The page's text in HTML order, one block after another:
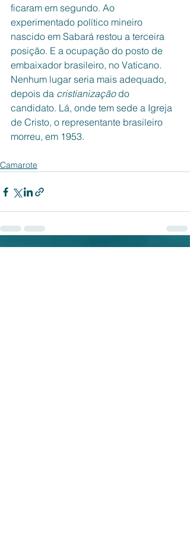
ficaram em segundo. Ao
experimentado político mineiro
nascido em Sabará restou a terceira
posição. E a ocupação do posto de
embaixador brasileiro, no Vaticano.
Nenhum lugar seria mais adequado,
depois da cristianização do
candidato. Lá, onde tem sede a Igreja
de Cristo, o representante brasileiro
morreu, em 1953.
Camarote